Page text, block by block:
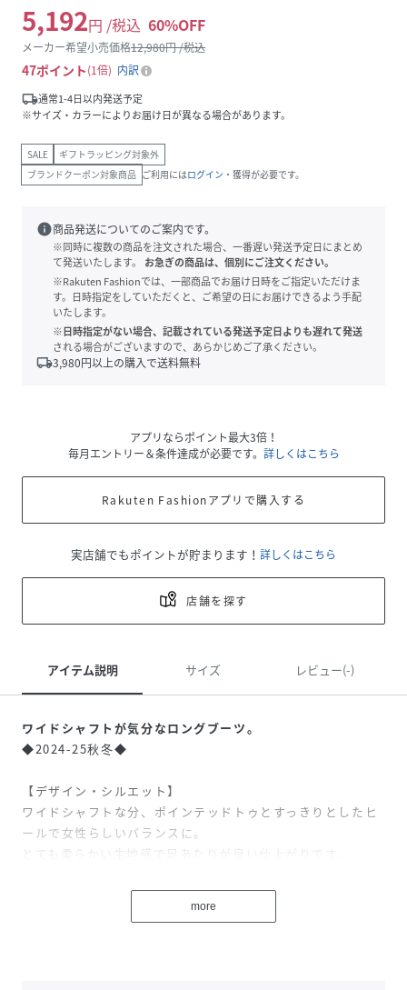
5,192円 /税込 60%OFF
メーカー希望小売価格12,980円 /税込
47ポイント 1倍
内訳
local_shipping通常1-4日以内発送予定
※サイズ・カラーによりお届け日が異なる場合があります。
SALE
ギフトラッピング対象外
ブランドクーポン対象商品 ご利用にはログイン ・獲得が必要です。
info商品発送についてのご案内です。
※同時に複数の商品を注文された場合、一番遅い発送予定日にまとめ
て発送いたします。
お急ぎの商品は、個別にご注文ください。
※Rakuten Fashionでは、一部商品でお届け日時をご指定いただけま
す。日時指定をしていただくと、ご希望の日にお届けできるよう手配
いたします。
※日時指定がない場合、記載されている発送予定日よりも遅れて発送
される場合がございますので、あらかじめご了承ください。
local_shipping3,980円以上の購入で送料無料
アプリならポイント最大3倍！
毎月エントリー＆条件達成が必要です。 詳しくはこちら
Rakuten Fashionアプリで購入する
実店舗でもポイントが貯まります！ 詳しくはこちら
店舗を探す
アイテム説明 サイズ レビュー(-)
ワイドシャフトが気分なロングブーツ。
◆2024-25秋冬◆
【デザイン・シルエット】
ワイドシャフトな分、ポインテッドトゥとすっきりとしたヒ
ールで女性らしいバランスに。
とても柔らかい生地感で足あたりが良い仕上がりです。
をスッキリと見せてくれます。
more